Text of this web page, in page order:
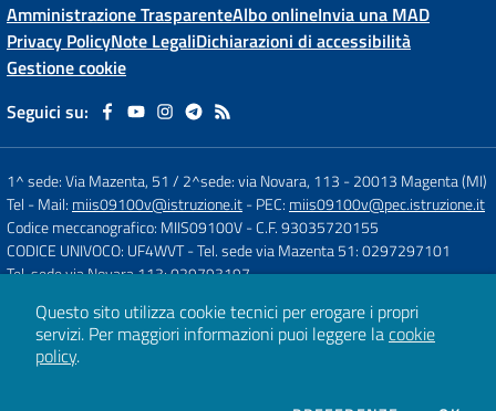
Amministrazione TrasparenteAlbo onlineInvia una MAD
Privacy PolicyNote LegaliDichiarazioni di accessibilità
Gestione cookie
Seguici su:
1^ sede: Via Mazenta, 51 / 2^sede: via Novara, 113 -20013 Magenta (MI)
Tel - Mail: miis09100v@istruzione.it- PEC: miis09100v@pec.istruzione.it
Codice meccanografico: MIIS09100V- C.F. 93035720155
CODICE UNIVOCO: UF4WVT- Tel. sede via Mazenta 51: 0297297101
Tel. sede via Novara 113: 029793197
Concept & Design by
Designers Italia
Questo sito utilizza cookie tecnici per erogare i propri
servizi. Per maggiori informazioni puoi leggere lacookie
policy.